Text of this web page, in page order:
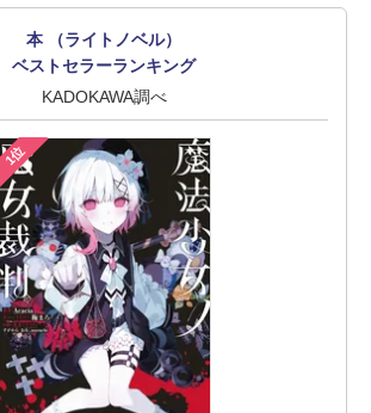
本 （ライトノベル）
ベストセラーランキング
KADOKAWA調べ
1位